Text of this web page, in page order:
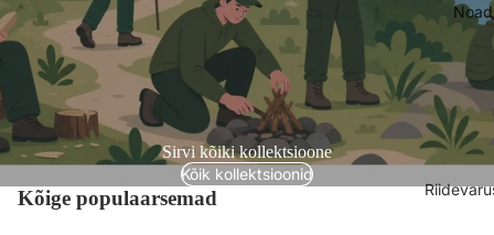
Noad
Sirvi kõiki kollektsioone
Kõik kollektsioonid
Kõige populaarsemad